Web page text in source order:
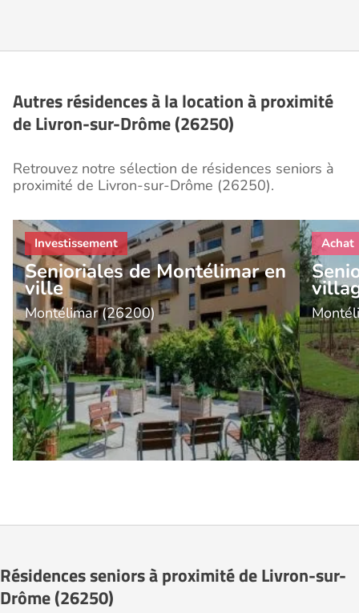
Autres résidences à la location à proximité
de Livron-sur-Drôme (26250)
Retrouvez notre sélection de résidences seniors à
proximité de Livron-sur-Drôme (26250).
Senioriales de Montélimar en
ville
Montélimar (26200)
Résidences seniors à proximité de Livron-sur-
Drôme (26250)